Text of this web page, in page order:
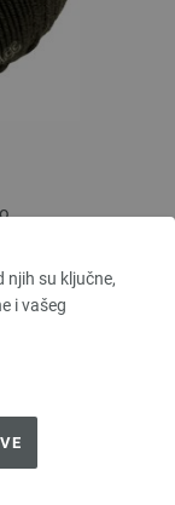
njih su ključne,
i vašeg